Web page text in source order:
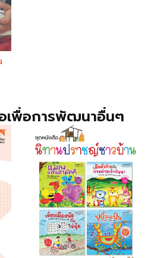
เพื่อการพัฒนาอื่นๆ